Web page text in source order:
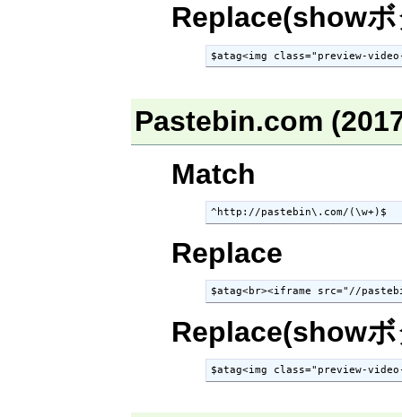
Replace(show
$atag<img class="preview-
Pastebin.com
Match
^http://pastebin\.com/(\w+)$
Replace
$atag<br><iframe src="//
Replace(show
$atag<img class="preview-